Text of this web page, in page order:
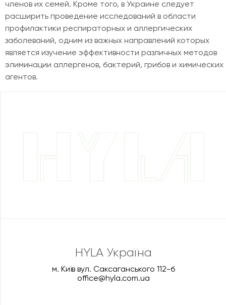
членов их семей. Кроме того, в Украине следует
расширить проведение исследований в области
профилактики респираторных и аллергических
заболеваний, одним из важных направлений которых
является изучение эффективности различных методов
элиминации аллергенов, бактерий, грибов и химических
агентов.
HYLA Україна
м. Київ вул. Саксаганського 112-б
office@hyla.com.ua